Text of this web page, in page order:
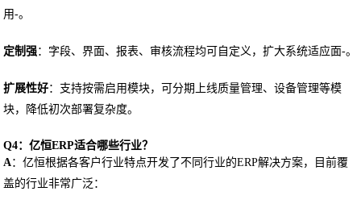
用-。
定制强：字段、界面、报表、审核流程均可自定义，扩大系统适应面-。
扩展性好：支持按需启用模块，可分期上线质量管理、设备管理等模
块，降低初次部署复杂度。
Q4：亿恒ERP适合哪些行业？
A：亿恒根据各客户行业特点开发了不同行业的ERP解决方案，目前覆
盖的行业非常广泛：